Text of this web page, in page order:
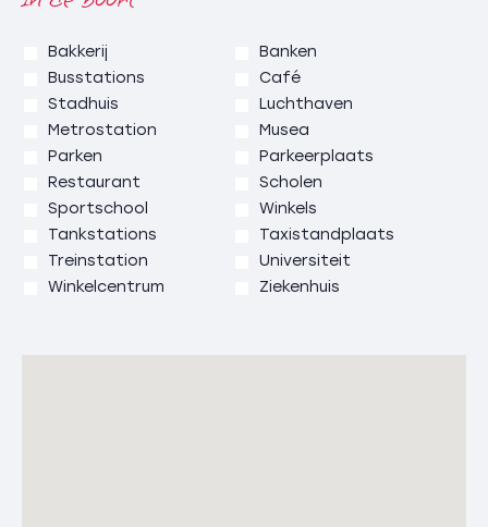
Bakkerij
Banken
Busstations
Café
Stadhuis
Luchthaven
Metrostation
Musea
Parken
Parkeerplaats
Restaurant
Scholen
Sportschool
Winkels
Tankstations
Taxistandplaats
Treinstation
Universiteit
Winkelcentrum
Ziekenhuis